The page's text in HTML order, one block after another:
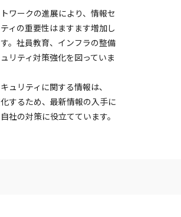
ワークの進展により、情報セ
ィの重要性はますます増加し
。社員教育、インフラの整備
リティ対策強化を図っていま
ュリティに関する情報は、
するため、最新情報の入手に
社の対策に役立てています。